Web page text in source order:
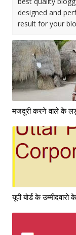
designed and
result for your
मजदूरी करने वाले के
यूपी बोर्ड के उम्मीदवारो